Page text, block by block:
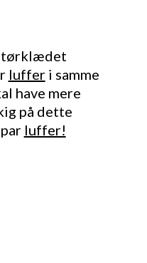
lufferi samme
have mere
på dette
luffer!